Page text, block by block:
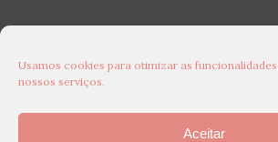
Usamos cookies para otimizar as
nossos serviços.
Aceitar